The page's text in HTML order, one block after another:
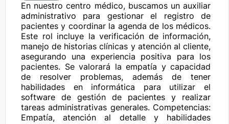
En nuestro centro médico, buscamos un auxiliar
administrativo para gestionar el registro de
pacientes y coordinar la agenda de los médicos.
Este rol incluye la verificación de información,
manejo de historias clínicas y atención al cliente,
asegurando una experiencia positiva para los
pacientes. Se valorará la empatía y capacidad
de resolver problemas, además de tener
habilidades en informática para utilizar el
software de gestión de pacientes y realizar
tareas administrativas generales. Competencias:
Empatía, atención al detalle y habilidades